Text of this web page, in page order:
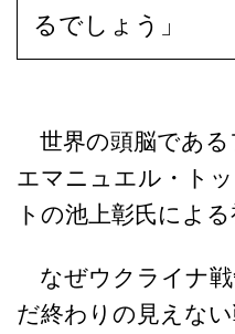
るでしょう」
世界の頭脳である
エマニュエル・ト
トの池上彰氏による
なぜウクライナ戦
だ終わりの見えな